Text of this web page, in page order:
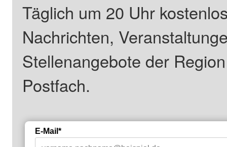
Täglich um 20 Uhr
Nachrichten,
Stellenangebote der
Postfach.
E-Mail*